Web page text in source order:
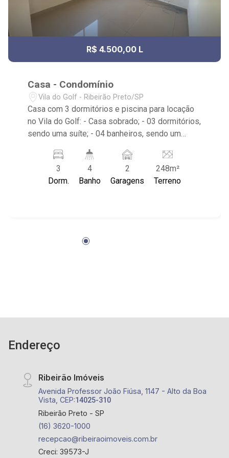
R$ 4.500,00 L
Casa - Condomínio
Vila do Golf - Ribeirão Preto/SP
Casa com 3 dormitórios e piscina para locação
no Vila do Golf: - Casa sobrado; - 03 dormitórios,
sendo uma suíte; - 04 banheiros, sendo um
Sala de jantar; - Sala de estar; - Cozinha
planejada; - Área de Serviço planejada; -
Corredor lateral; - Espaço gourmet; - Jardim com
3
Dorm.
4
Banho
2
Garagens
248m²
Terreno
Endereço
Ribeirão Imóveis
Avenida Professor João Fiúsa, 1147 - Alto da Boa
Vista, CEP:14025-310
Ribeirão Preto - SP
(16) 3620-1000
recepcao@ribeiraoimoveis.com.br
Creci: 39573-J